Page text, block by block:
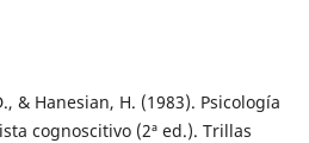
& Hanesian, H. (1983). Psicología
cognoscitivo (2ª ed.). Trillas